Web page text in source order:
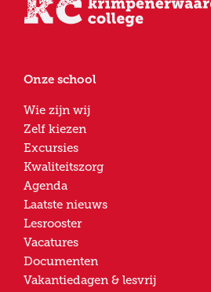
Onze school
Wie zijn wij
Zelf kiezen
Excursies
Kwaliteitszorg
Agenda
Laatste nieuws
Lesrooster
Vacatures
Documenten
Vakantiedagen & lesvrij